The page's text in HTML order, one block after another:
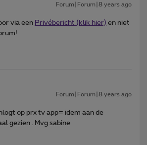
Forum|Forum|8 years ago
via een Privébericht (klik hier) en niet
Forum|Forum|8 years ago
op prx tv app= idem aan de
gezien . Mvg sabine